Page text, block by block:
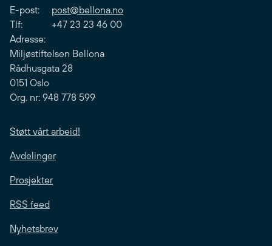
E-post: post@bellona.no
Tlf: +47 23 23 46 00
Adresse:
Miljøstiftelsen Bellona
Rådhusgata 28
0151 Oslo
Org. nr: 948 778 599
Støtt vårt arbeid!
Avdelinger
Prosjekter
RSS feed
Nyhetsbrev